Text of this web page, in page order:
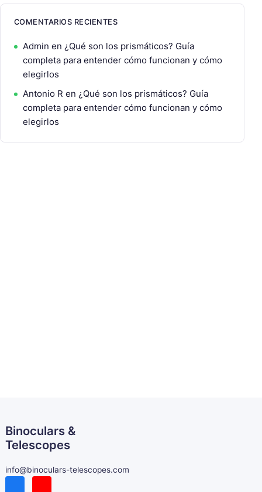
COMENTARIOS RECIENTES
Admin en ¿Qué son los prismáticos? Guía
completa para entender cómo funcionan y cómo
elegirlos
Antonio R en ¿Qué son los prismáticos? Guía
completa para entender cómo funcionan y cómo
elegirlos
Binoculars &
Telescopes
info@binoculars-telescopes.com